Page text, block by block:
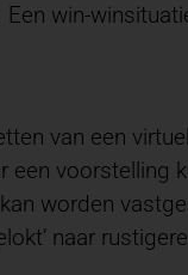
win-
van een
voorstelling
worden
naar